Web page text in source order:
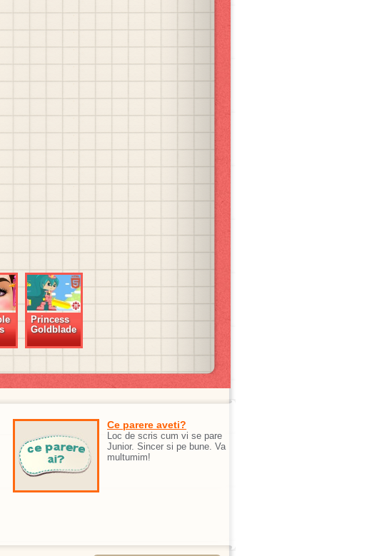
Princess
Goldblade
Ce parere aveti?
Loc de scris cum vi se pare
Junior. Sincer si pe bune. Va
multumim!